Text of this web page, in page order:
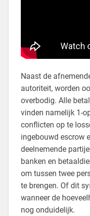
Naast de
autoriteit, worden
overbodig. Alle
vinden namelijk 1-
conflicten op te
ingebouwd escrow
deelnemende
banken en
om tussen twee
te brengen. Of dit
wanneer de
nog onduidelijk.